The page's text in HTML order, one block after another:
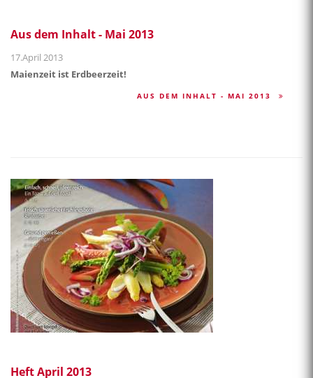
Aus dem Inhalt - Mai 2013
17.April 2013
Maienzeit ist Erdbeerzeit!
AUS DEM INHALT - MAI 2013
Heft April 2013